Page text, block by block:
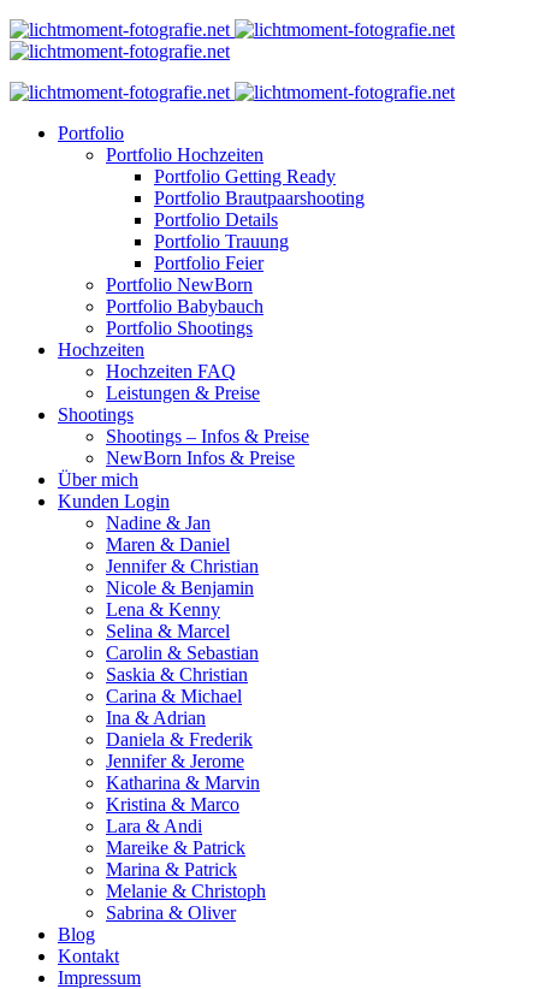
Portfolio
Portfolio Hochzeiten
Portfolio Getting Ready
Portfolio Brautpaarshooting
Portfolio Details
Portfolio Trauung
Portfolio Feier
Portfolio NewBorn
Portfolio Babybauch
Portfolio Shootings
Hochzeiten
Hochzeiten FAQ
Leistungen & Preise
Shootings
Shootings – Infos & Preise
NewBorn Infos & Preise
Über mich
Kunden Login
Nadine & Jan
Maren & Daniel
Jennifer & Christian
Nicole & Benjamin
Lena & Kenny
Selina & Marcel
Carolin & Sebastian
Saskia & Christian
Carina & Michael
Ina & Adrian
Daniela & Frederik
Jennifer & Jerome
Katharina & Marvin
Kristina & Marco
Lara & Andi
Mareike & Patrick
Marina & Patrick
Melanie & Christoph
Sabrina & Oliver
Blog
Kontakt
Impressum